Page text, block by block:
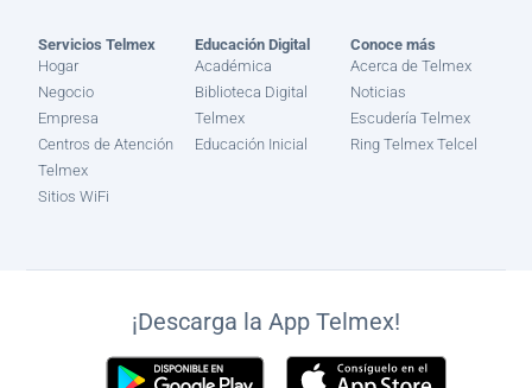
Servicios Telmex
Hogar
Negocio
Empresa
Centros de Atención
Telmex
Sitios WiFi
Educación Digital
Académica
Biblioteca Digital
Telmex
Educación Inicial
Conoce más
Acerca de Telmex
Noticias
Escudería Telmex
Ring Telmex Telcel
¡Descarga la App Telmex!